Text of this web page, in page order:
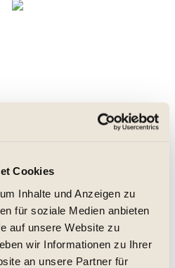
Cookies
Inhalte und Anzeigen zu
für soziale Medien anbieten
auf unsere Website zu
wir Informationen zu Ihrer
an unsere Partner für
Frisante 0,75l.